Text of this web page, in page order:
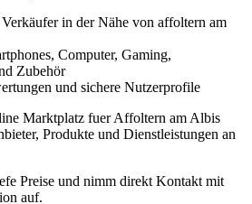
in der Nähe von affoltern am
Computer, Gaming,
Zubehör
und sichere Nutzerprofile
Marktplatz fuer Affoltern am Albis
Produkte und Dienstleistungen an
Preise und nimm direkt Kontakt mit
auf.